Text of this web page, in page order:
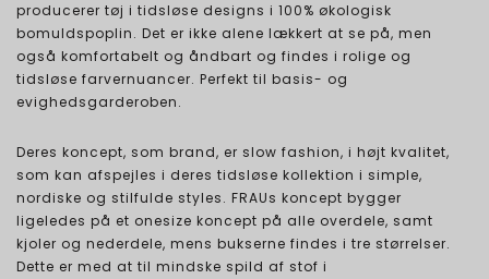
producerer tøj i tidsløse designs i 100% økologisk
bomuldspoplin. Det er ikke alene lækkert at se på, men
også komfortabelt og åndbart og findes i rolige og
tidsløse farvernuancer. Perfekt til basis- og
evighedsgarderoben.
Deres koncept, som brand, er slow fashion, i højt kvalitet,
som kan afspejles i deres tidsløse kollektion i simple,
nordiske og stilfulde styles. FRAUs koncept bygger
ligeledes på et onesize koncept på alle overdele, samt
kjoler og nederdele, mens bukserne findes i tre størrelser.
Dette er med at til mindske spild af stof i